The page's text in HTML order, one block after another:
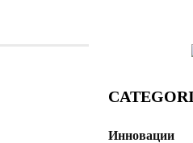
Инновации